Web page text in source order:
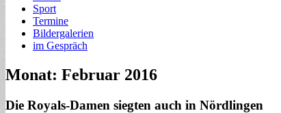
Sport
Termine
Bildergalerien
im Gespräch
Monat: Februar 2016
Die Royals-Damen siegten auch in Nördlingen